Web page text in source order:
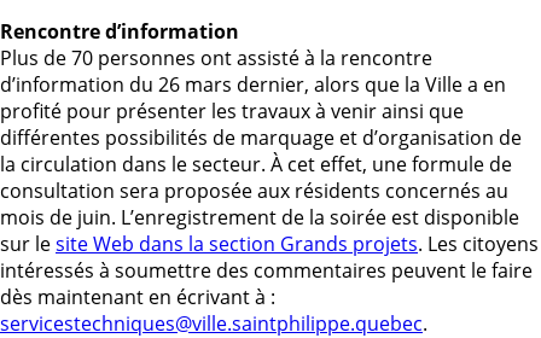
Rencontre d’information
Plus de 70 personnes ont assisté à la rencontre
d’information du 26 mars dernier, alors que la Ville a en
profité pour présenter les travaux à venir ainsi que
différentes possibilités de marquage et d’organisation de
la circulation dans le secteur. À cet effet, une formule de
consultation sera proposée aux résidents concernés au
mois de juin. L’enregistrement de la soirée est disponible
sur lesite Web dans la section Grands projets. Les citoyens
intéressés à soumettre des commentaires peuvent le faire
dès maintenant en écrivant à :
servicestechniques@ville.saintphilippe.quebec.